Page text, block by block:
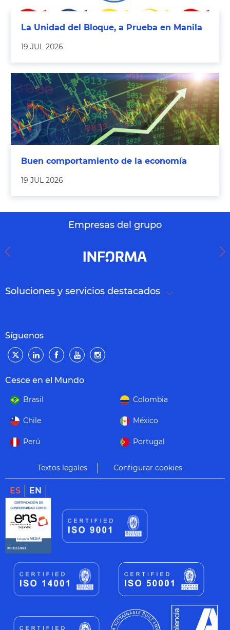
La Unidad del Bloque, a Prueba en Manila
19 JUL 2026
Buen comportamiento de la economía
19 JUL 2026
Empresas del grupo
Soluciones y servicios destacados
Síguenos
Cesce en el Mundo
Brasil Colombia
Chile México
Perú Portugal
Textos legales Configurar cookies
ES EN